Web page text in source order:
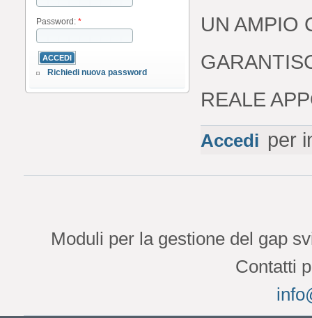
Password: *
Richiedi nuova password
UN AMPIO
REALE
Accedi per
Moduli per la gestione del gap
Contatti